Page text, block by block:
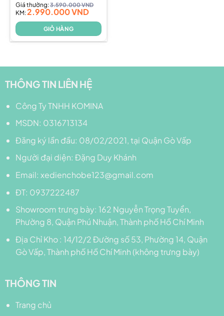
Được xếp
hạng5.00
5 sao
Giá thường:3.590.000VND
KM:2.990.000VND
GIỎ HÀNG
THÔNG TIN LIÊN HỆ
Công Ty TNHH KOMINA
MSDN: 0316713134
Đăng ký lần đầu: 08/02/2021, tại Quận Gò Vấp
Người đại diện: Đặng Duy Khánh
Email: xedienchobe123@gmail.com
ĐT: 0937222487
Showroom trưng bày: 162 Nguyễn Trọng Tuyển,
Phường 8, Quận Phú Nhuận, Thành phố Hồ Chí Minh
Địa Chỉ Kho : 14/12/2 Đường số 53, Phường 14, Quận
Gò Vấp, Thành phố Hồ Chí Minh (không trưng bày)
THÔNG TIN
Trang chủ